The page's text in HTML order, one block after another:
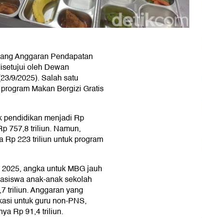
Anggaran Pendapatan
oleh Dewan
9/2025). Salah satu
Makan Bergizi Gratis
pendidikan menjadi Rp
757,8 triliun. Namun,
Rp 223 triliun untuk program
angka untuk MBG jauh
anak-anak sekolah
triliun. Anggaran yang
untuk guru non-PNS,
Rp 91,4 triliun.